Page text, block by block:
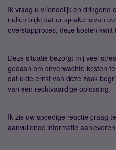
Ik vraag u vriendelijk en dringend
indien blijkt dat er sprake is van
overstapproces, deze kosten
Deze situatie bezorgt mij veel
gedaan om onverwachte kosten
dat u de ernst van deze zaak
van een rechtvaardige oplossing.
Ik zie uw spoedige reactie graag
aanvullende informatie aanleveren.